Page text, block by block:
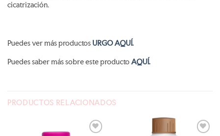
cicatrización.
Puedes ver más productosURGO AQUÍ.
Puedes saber más sobre este producto AQUÍ.
PRODUCTOS RELACIONADOS